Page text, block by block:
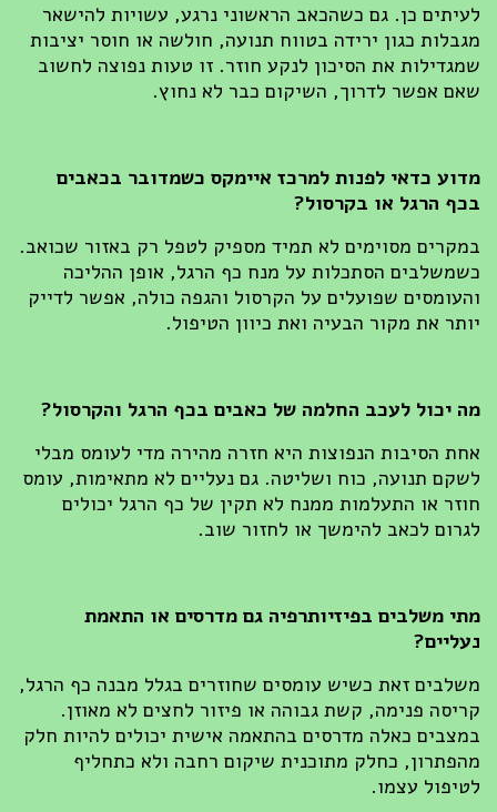
לעיתים כן. גם כשהכאב הראשוני נרגע, עשויות להישאר
מגבלות כגון ירידה בטווח תנועה, חולשה או חוסר יציבות
שמגדילות את הסיכון לנקע חוזר. זו טעות נפוצה לחשוב
שאם אפשר לדרוך, השיקום כבר לא נחוץ.
מדוע כדאי לפנות למרכז איימקס כשמדובר בכאבים
בכף הרגל או בקרסול?
במקרים מסוימים לא תמיד מספיק לטפל רק באזור שכואב.
כשמשלבים הסתכלות על מנח כף הרגל, אופן ההליכה
והעומסים שפועלים על הקרסול והגפה כולה, אפשר לדייק
יותר את מקור הבעיה ואת כיוון הטיפול.
מה יכול לעכב החלמה של כאבים בכף הרגל והקרסול?
אחת הסיבות הנפוצות היא חזרה מהירה מדי לעומס מבלי
לשקם תנועה, כוח ושליטה. גם נעליים לא מתאימות, עומס
חוזר או התעלמות ממנח לא תקין של כף הרגל יכולים
לגרום לכאב להימשך או לחזור שוב.
מתי משלבים בפיזיותרפיה גם מדרסים או התאמת
נעליים?
משלבים זאת כשיש עומסים שחוזרים בגלל מבנה כף הרגל,
קריסה פנימה, קשת גבוהה או פיזור לחצים לא מאוזן.
במצבים כאלה מדרסים בהתאמה אישית יכולים להיות חלק
מהפתרון, כחלק מתוכנית שיקום רחבה ולא כתחליף
לטיפול עצמו.